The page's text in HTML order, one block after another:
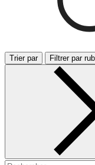
Trier par Filtrer par